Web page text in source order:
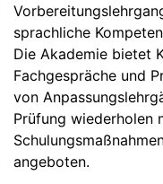
sprachliche
Die Akademie bietet
Fachgespräche und
von
Prüfung wiederholen
angeboten.